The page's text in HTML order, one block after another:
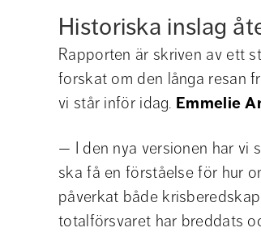
Historiska inslag
Rapporten är skriven av ett
forskat om den långa resan
vi står inför idag. Emmelie
— I den nya versionen har vi
ska få en förståelse för hur
påverkat både
totalförsvaret har breddats